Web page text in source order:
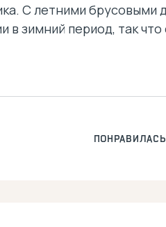
С летними брусовыми
зимний период, так